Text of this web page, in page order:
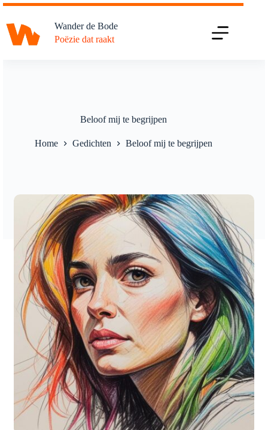
Ga
de
inhoud
Wander de Bode
Poëzie dat raakt
Beloof mij te begrijpen
Home Gedichten Beloof mij te begrijpen